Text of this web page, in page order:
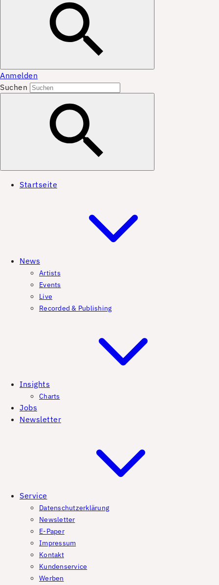
Anmelden
Suchen
Startseite
News
Artists
Events
Live
Recorded & Publishing
Insights
Charts
Jobs
Newsletter
Service
Datenschutzerklärung
Newsletter
E-Paper
Impressum
Kontakt
Kundenservice
Werben